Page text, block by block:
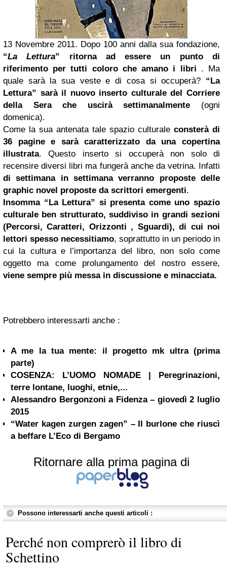
13 Novembre 2011. Dopo 100 anni dalla sua fondazione,
“La Lettura” ritorna ad essere un punto di
riferimento per tutti coloro che amano i libri . Ma
quale sarà la sua veste e di cosa si occuperà? “La
Lettura” sarà il nuovo inserto culturale del Corriere
della Sera che uscirà settimanalmente (ogni
domenica).
Come la sua antenata tale spazio culturale consterà di
36 pagine e sarà caratterizzato da una copertina
illustrata. Questo inserto si occuperà non solo di
recensire diversi libri ma fungerà anche da vetrina. Infatti
di settimana in settimana verranno proposte delle
graphic novel proposte da scrittori emergenti.
Insomma “La Lettura” si presenta come uno spazio
culturale ben strutturato, suddiviso in grandi sezioni
(Percorsi, Caratteri, Orizzonti , Sguardi), di cui noi
lettori spesso necessitiamo, soprattutto in un periodo in
cui la cultura e l’importanza del libro, non solo come
oggetto ma come prolungamento del nostro essere,
viene sempre più messa in discussione e minacciata.
Potrebbero interessarti anche :
A me la tua mente: il progetto mk ultra (prima
parte)
COSENZA: L’UOMO NOMADE | Peregrinazioni,
terre lontane, luoghi, etnie,...
Alessandro Bergonzoni a Fidenza – giovedì 2 luglio
2015
“Water kagen zurgen zagen” – Il burlone che riuscì
a beffare L’Eco di Bergamo
Ritornare alla prima pagina di
Possono interessarti anche questi articoli :
Perché non comprerò il libro di
Schettino